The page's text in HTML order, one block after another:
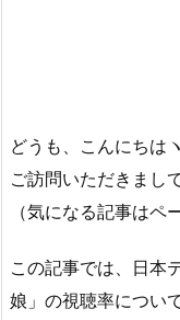
どうも、こんにちは
ご訪問いただきまし
（気になる記事はペ
この記事では、日本
娘」の視聴率につい